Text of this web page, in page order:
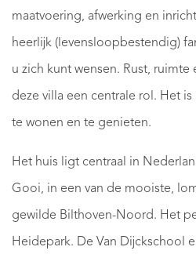
maatvoering, afwerking en
heerlijk (levensloopbestendig)
u zich kunt wensen. Rust,
deze villa een centrale rol. Het
te wonen en te genieten.
Het huis ligt centraal in
Gooi, in een van de mooiste,
gewilde Bilthoven-Noord. Het
Heidepark. De Van Dijckschool